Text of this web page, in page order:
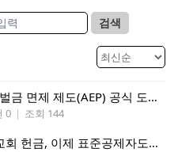
검색
IRS, 2025년부터 새로운 자동 벌금 면제 제도(AEP) 공식 도입 발표
0 | 조회 144
2026년 달라진 기부금 세법: 교회 헌금, 이제 표준공제자도 혜택 받는다